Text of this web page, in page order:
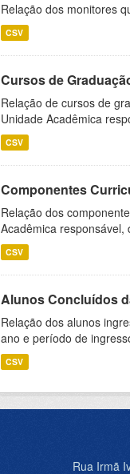
Relação dos monitores
CSV
Cursos de
Relação de cursos de
Unidade Acadêmica
CSV
Componentes
Relação dos
Acadêmica
CSV
Alunos Concluídos
Relação dos alunos
ano e período de
CSV
Rua Irmã